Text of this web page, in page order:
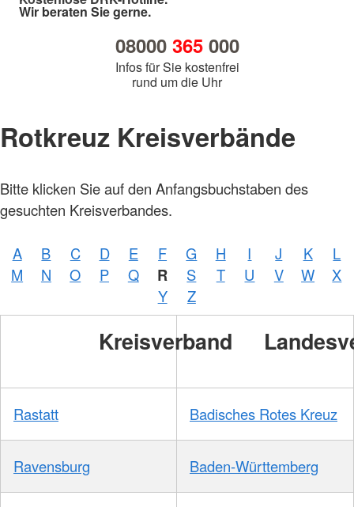
Wir beraten Sie gerne.
08000 365000
Infos für Sie kostenfrei
rund um die Uhr
Rotkreuz Kreisverbände
Bitte klicken Sie auf den Anfangsbuchstaben des
gesuchten Kreisverbandes.
A B C D E F G H I J K
L
M
N O P Q R S T U V W
X
Y
Z
Kreisverband
Rastatt Badisches Rotes Kreuz
Ravensburg Baden-Württemberg